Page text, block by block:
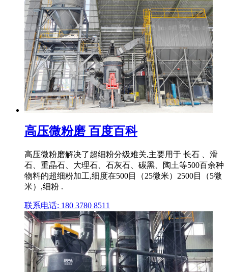
高压微粉磨 百度百科
高压微粉磨解决了超细粉分级难关,主要用于 长石 、滑
石、重晶石、大理石、石灰石、碳黑、陶土等500百余种
物料的超细粉加工,细度在500目（25微米）2500目（5微
米）,细粉 .
联系电话: 180 3780 8511